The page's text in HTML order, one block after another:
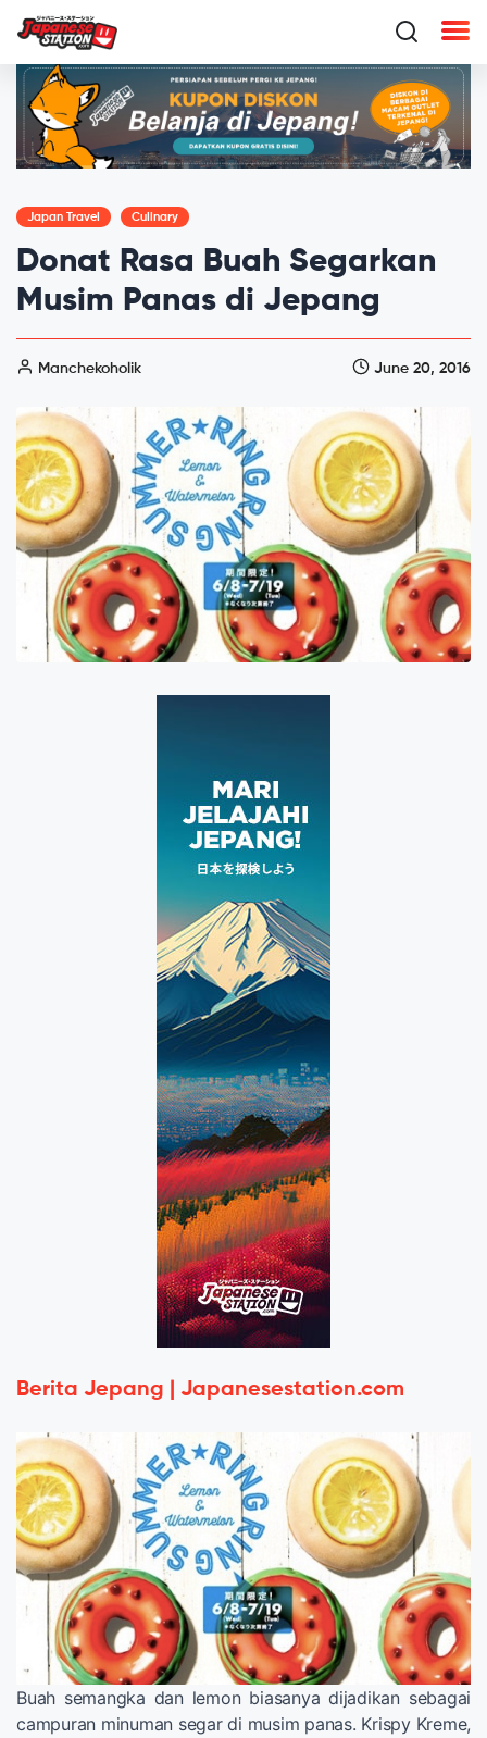
Japan Travel Culinary
Donat Rasa Buah Segarkan
Musim Panas di Jepang
Manchekoholik June 20, 2016
Berita Jepang | Japanesestation.com
Buah semangka dan lemon biasanya dijadikan sebagai
campuran minuman segar di musim panas. Krispy Kreme,